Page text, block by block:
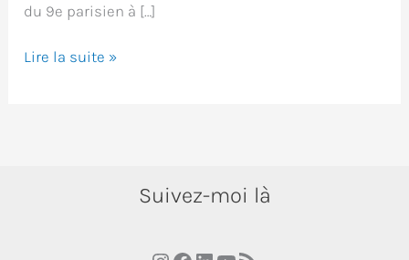
du 9e parisien à […]
Et
Lire la suite »
Suivez-moi là